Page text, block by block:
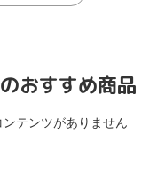
おすすめ商品
テンツがありません